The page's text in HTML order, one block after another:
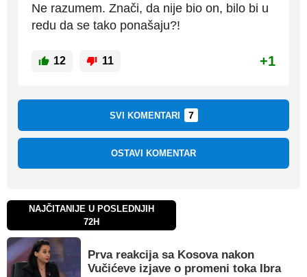
Ne razumem. Znači, da nije bio on, bilo bi u
redu da se tako ponašaju?!
12 11 +1
SVI KOMENTARI 7
OSTAVI KOMENTAR
NAJČITANIJE U POSLEDNJIH
72H
Prva reakcija sa Kosova nakon
Vučićeve izjave o promeni toka Ibra